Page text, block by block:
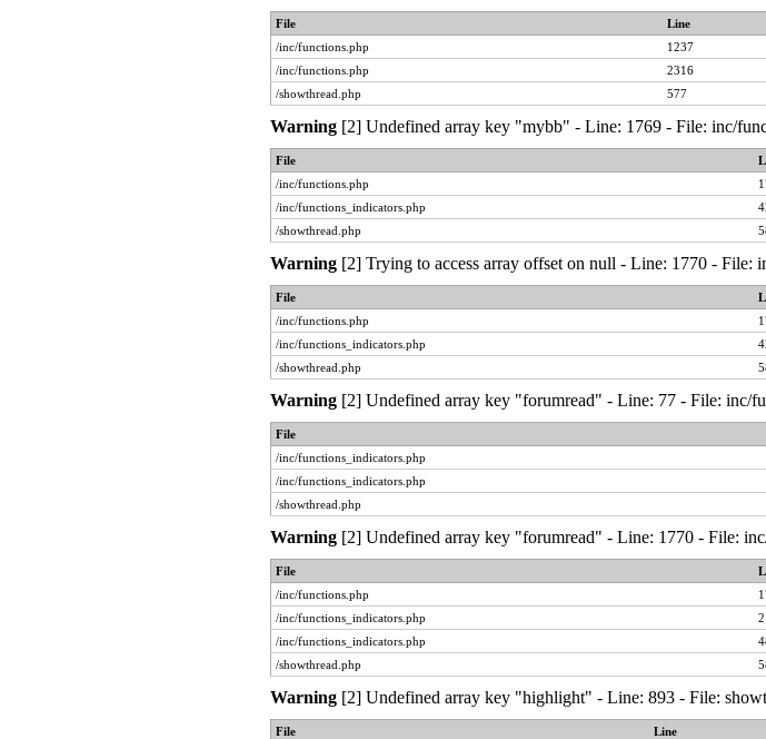
File Line
/inc/functions.php
1237
/inc/functions.php
2316
/showthread.php
577
Warning[2] Undefined array key "mybb" - Line: 1769 - File: inc/
File
/inc/functions.php
/inc/functions_indicators.php
/showthread.php
Warning[2] Trying to access array offset on null - Line: 1770 - File:
File
/inc/functions.php
/inc/functions_indicators.php
/showthread.php
Warning[2] Undefined array key "forumread" - Line: 77 - File: inc/
File
/inc/functions_indicators.php
/inc/functions_indicators.php
/showthread.php
Warning[2] Undefined array key "forumread" - Line: 1770 - File:
File
/inc/functions.php
/inc/functions_indicators.php
/inc/functions_indicators.php
/showthread.php
Warning[2] Undefined array key "highlight" - Line: 893 - File:
File Line